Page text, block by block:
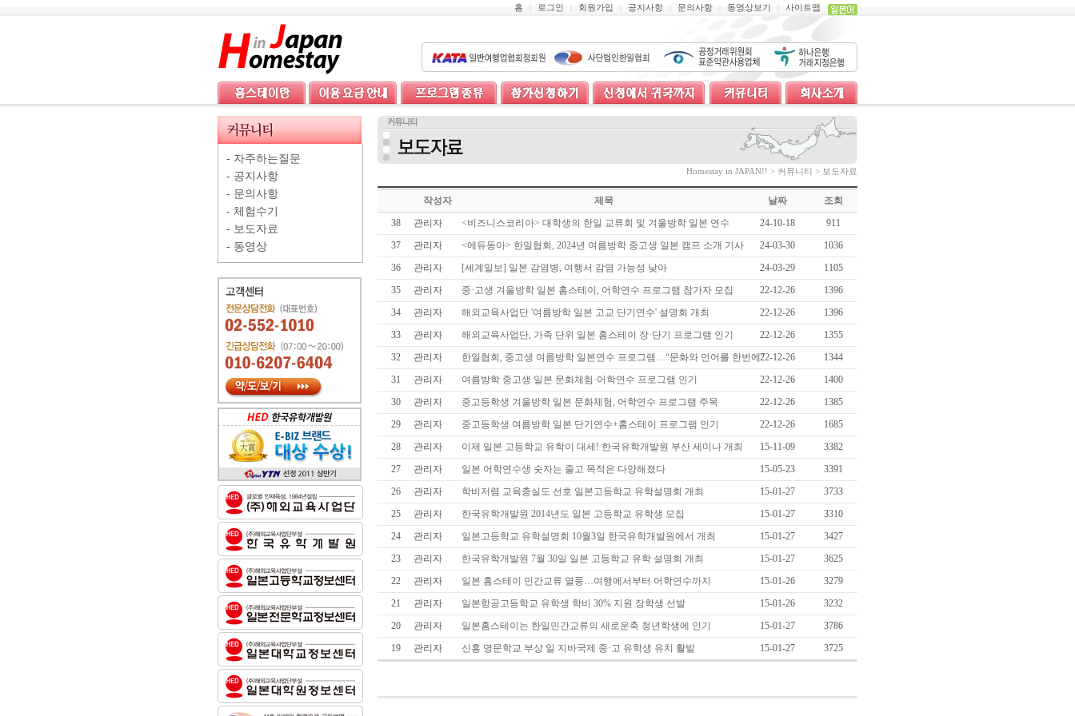
홈 로그인 회원가입 공지사항 문의사항 동영상보기 사이트맵
- 자주하는질문
- 공지사항
- 문의사항
- 체험수기
- 보도자료
- 동영상
Homestay in JAPAN!! > 커뮤니티 > 보도자료
작성자 제목 날짜
조회
38
관리자 <비즈니스코리아> 대학생의 한일 교류회 및 겨울방학 일본 연수 24-10-18
911
37
관리자 <에듀동아> 한일협회, 2024년 여름방학 중고생 일본 캠프 소개 기사 24-03-30
1036
36
관리자 [세계일보] 일본 감염병, 여행서 감염 가능성 낮아 24-03-29
1105
35
관리자 중·고생 겨울방학 일본 홈스테이, 어학연수 프로그램 참가자 모집 22-12-26
1396
34
관리자 해외교육사업단 '여름방학 일본 고교 단기연수' 설명회 개최 22-12-26
1396
33
관리자 해외교육사업단, 가족 단위 일본 홈스테이 장·단기 프로그램 인기 22-12-26
1355
32
관리자 한일협회, 중고생 여름방학 일본연수 프로그램…“문화와 언어를 한번에”22-12-26
1344
31
관리자 여름방학 중고생 일본 문화체험·어학연수 프로그램 인기 22-12-26
1400
30
관리자 중고등학생 겨울방학 일본 문화체험, 어학연수 프로그램 주목 22-12-26
1385
29
관리자 중고등학생 여름방학 일본 단기연수+홈스테이 프로그램 인기 22-12-26
1685
28
관리자 이제 일본 고등학교 유학이 대세! 한국유학개발원 부산 세미나 개최 15-11-09
3382
27
관리자 일본 어학연수생 숫자는 줄고 목적은 다양해졌다 15-05-23
3391
26
관리자 학비저렴 교육충실도 선호 일본고등학교 유학설명회 개최 15-01-27
3733
25
관리자 한국유학개발원 2014년도 일본 고등학교 유학생 모집 15-01-27
3310
24
관리자 일본고등학교 유학설명회 10월3일 한국유학개발원에서 개최 15-01-27
3427
23
관리자 한국유학개발원 7월 30일 일본 고등학교 유학 설명회 개최 15-01-27
3625
22
관리자 일본 홈스테이 민간교류 열풍…여행에서부터 어학연수까지 15-01-26
3279
21
관리자 일본항공고등학교 유학생 학비 30% 지원 장학생 선발 15-01-26
3232
20
관리자 일본홈스테이는 한일민간교류의 새로운축 청년학생에 인기 15-01-27
3786
19
관리자 신흥 명문학교 부상 일 지바국제 중·고 유학생 유치 활발 15-01-27 3725